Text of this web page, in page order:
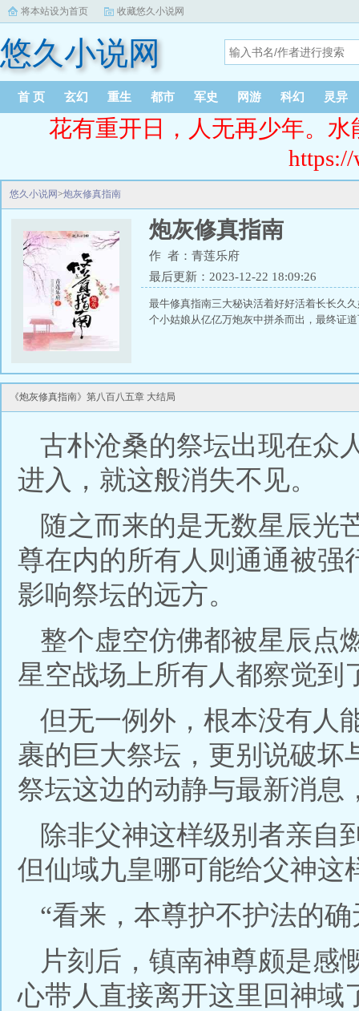
将本站设为首页 收藏悠久小说网
悠久小说网
首 页 玄幻 重生 都市 军史 网游 科幻 灵异
花有重开日，人无再少年。
悠久小说网>炮灰修真指南
炮灰修真指南
作 者：青莲乐府
最后更新：2023-12-22 18:09:26
最牛修真指南三大秘诀活着好好活着长长久
个小姑娘从亿亿万炮灰中拼杀而出，最终证
《炮灰修真指南》第八百八五章 大结局
古朴沧桑的祭坛出现在众
进入，就这般消失不见。
随之而来的是无数星辰光
尊在内的所有人则通通被强
影响祭坛的远方。
整个虚空仿佛都被星辰点
星空战场上所有人都察觉到
但无一例外，根本没有人
裹的巨大祭坛，更别说破坏
祭坛这边的动静与最新消息
除非父神这样级别者亲自
但仙域九皇哪可能给父神这
“看来，本尊护不护法的确
片刻后，镇南神尊颇是感
心带人直接离开这里回神域